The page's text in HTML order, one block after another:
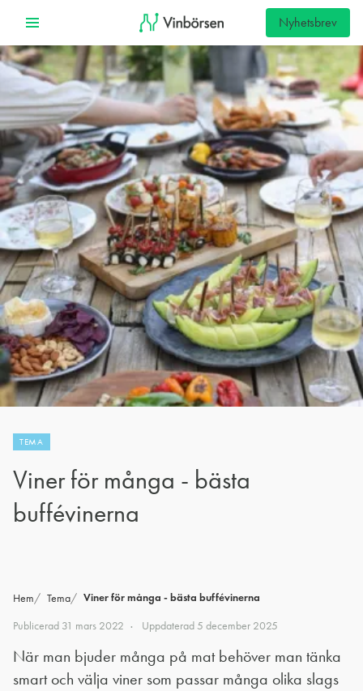
Nyhetsbrev
TEMA
Viner för många - bästa
buffévinerna
Hem Tema Viner för många - bästa buffévinerna
Publicerad 31 mars 2022 Uppdaterad5 december 2025
När man bjuder många på mat behöver man tänka
smart och välja viner som passar många olika slags